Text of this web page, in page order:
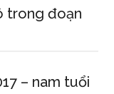
trong đoạn
– nam tuổi